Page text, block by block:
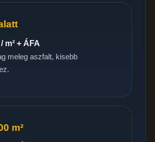
m² + ÁFA
meleg aszfalt, kisebb
m²